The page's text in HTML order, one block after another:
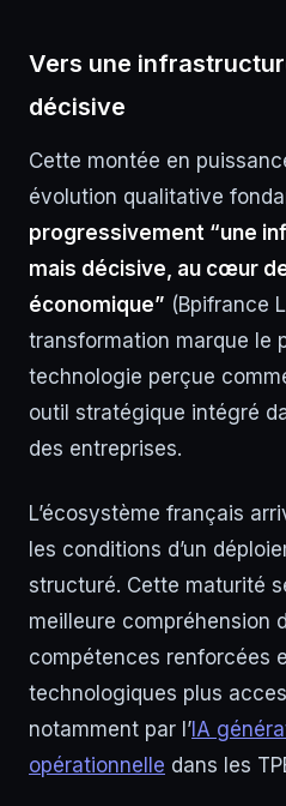
Vers une
décisive
Cette montée en
évolution qualitative
progressivement “une
mais décisive, au cœur
économique” (Bpifrance
transformation marque le
technologie perçue
outil stratégique intégré
des entreprises.
L’écosystème français
les conditions d’un
structuré. Cette maturité
meilleure compréhension
compétences renforcées
technologiques plus
notamment par l’ IA
opérationnelle dans les